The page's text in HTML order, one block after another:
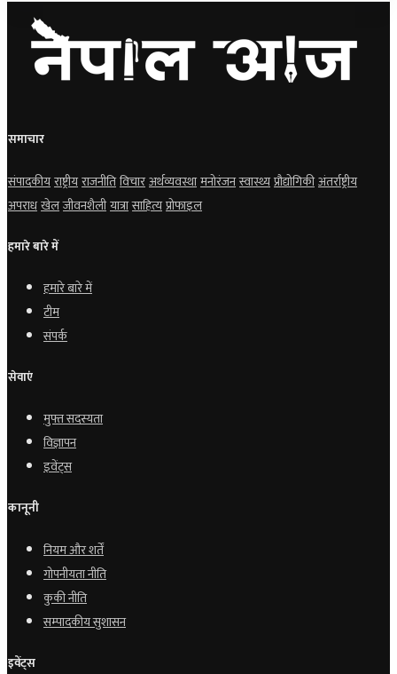
समाचार
संपादकीयराष्ट्रीयराजनीतिविचारअर्थव्यवस्थामनोरंजनस्वास्थ्यप्रौद्योगिकीअंतर्राष्ट्रीय
अपराधखेलजीवनशैलीयात्रासाहित्यप्रोफाइल
हमारे बारे में
हमारे बारे में
टीम
संपर्क
सेवाएं
मुफ्त सदस्यता
विज्ञापन
इवेंट्स
कानूनी
नियम और शर्तें
गोपनीयता नीति
कुकी नीति
सम्पादकीय सुशासन
इवेंट्स